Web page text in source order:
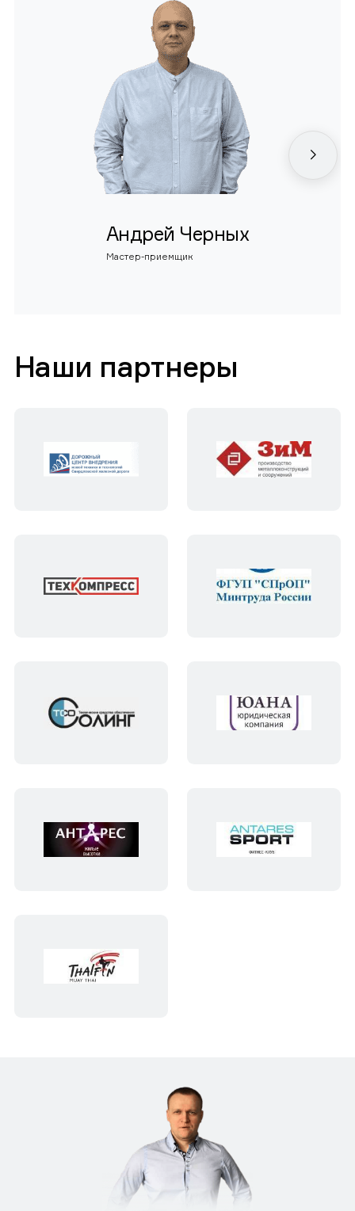
Андрей Черных
Мастер-приемщик
Наши партнеры